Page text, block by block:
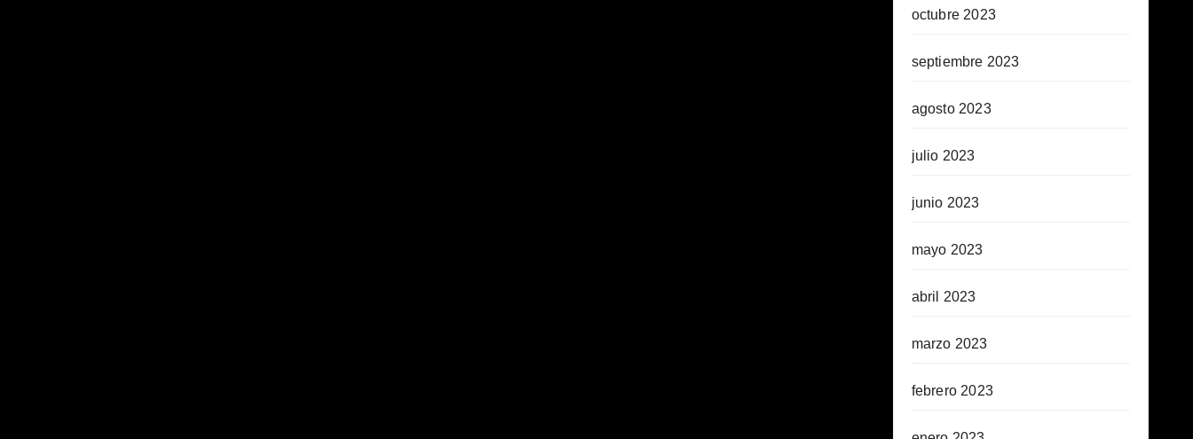
octubre 2023
septiembre 2023
agosto 2023
julio 2023
junio 2023
mayo 2023
abril 2023
marzo 2023
febrero 2023